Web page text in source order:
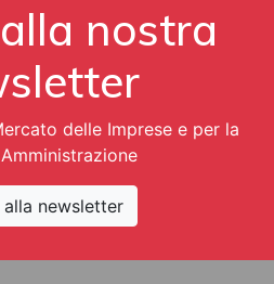
nostra
delle Imprese e per la
newsletter